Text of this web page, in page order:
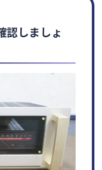
認しましょ